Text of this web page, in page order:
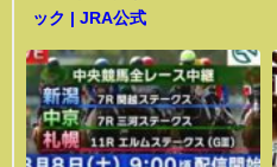
ック | JRA公式